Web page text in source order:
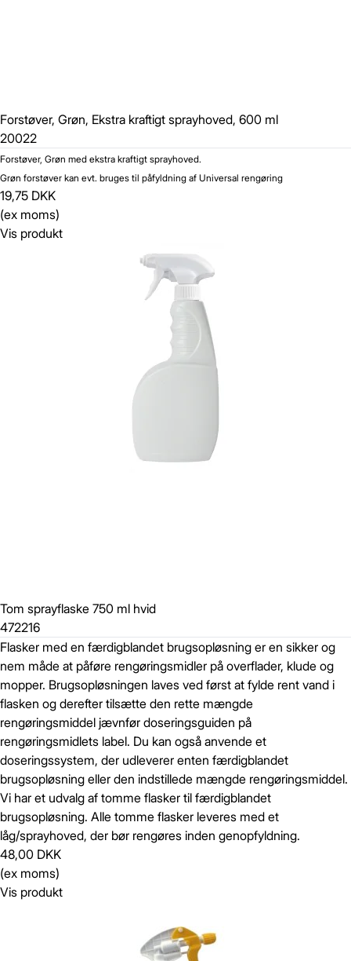
Forstøver, Grøn, Ekstra kraftigt sprayhoved, 600 ml
20022
Forstøver, Grøn med ekstra kraftigt sprayhoved.
Grøn forstøver kan evt. bruges til påfyldning af Universal rengøring
19,75 DKK
(ex moms)
Vis produkt
Tom sprayflaske 750 ml hvid
472216
Flasker med en færdigblandet brugsopløsning er en sikker og
nem måde at påføre rengøringsmidler på overflader, klude og
mopper. Brugsopløsningen laves ved først at fylde rent vand i
flasken og derefter tilsætte den rette mængde
rengøringsmiddel jævnfør doseringsguiden på
rengøringsmidlets label. Du kan også anvende et
doseringssystem, der udleverer enten færdigblandet
brugsopløsning eller den indstillede mængde rengøringsmiddel.
Vi har et udvalg af tomme flasker til færdigblandet
brugsopløsning. Alle tomme flasker leveres med et
låg/sprayhoved, der bør rengøres inden genopfyldning.
48,00 DKK
(ex moms)
Vis produkt